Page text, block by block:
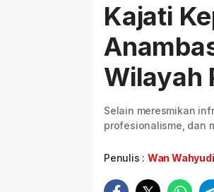
Kajati
Wilayah
Selain meresmikan
profesionalisme, dan
Penulis : Wan Wahyudi